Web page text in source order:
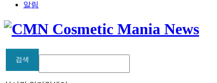
알림
검색
검색